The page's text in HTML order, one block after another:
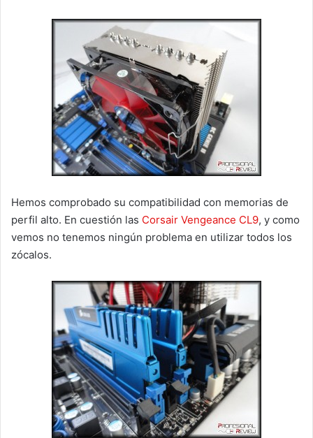
Hemos comprobado su compatibilidad con memorias de
perfil alto. En cuestión las Corsair Vengeance CL9, y como
vemos no tenemos ningún problema en utilizar todos los
zócalos.